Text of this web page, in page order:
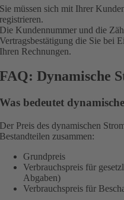
Sie müssen sich mit Ihrer
registrieren.
Die Kundennummer und die
Vertragsbestätigung die Sie bei
Ihren Rechnungen.
FAQ: Dynamische
Was bedeutet
Der Preis des dynamischen
Bestandteilen zusammen:
Grundpreis
Verbrauchspreis für
Abgaben)
Verbrauchspreis für